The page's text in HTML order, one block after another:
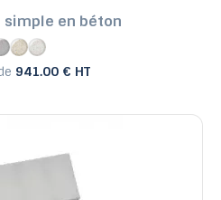
simple en béton
941.00 € HT